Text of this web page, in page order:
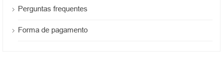
Perguntas frequentes
Forma de pagamento